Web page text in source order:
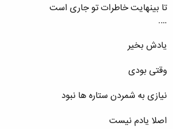
تا بینهایت خاطرات تو جاری است
….
یادش بخیر
وقتی بودی
نیازی به شمردن ستاره ها نبود
اصلا یادم نیست